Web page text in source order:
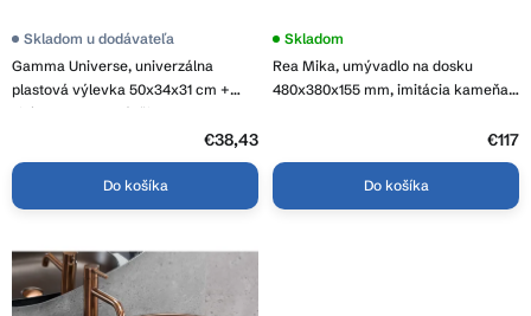
o
v
Gamma Universe, univerzálna
plastová výlevka 50x34x31 cm +
sifón, 1-komorová, čierna, GMA-
Priemerné
produktu
je
3,9
Skladom u dodávateľa
€38,43
Do košíka
Rea Mika, umývadlo na dosku
480x380x155 mm, imitácia kameňa,
Skladom
€117
Do košíka